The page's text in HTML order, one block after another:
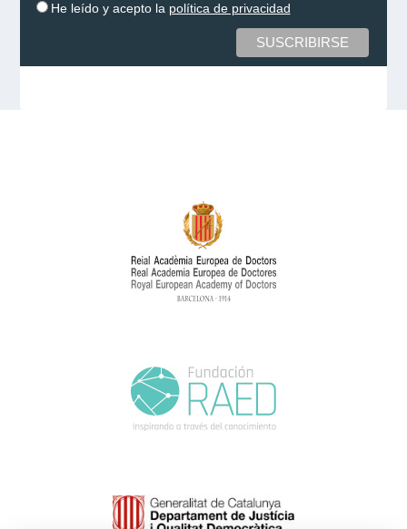
He leído y acepto la política de privacidad